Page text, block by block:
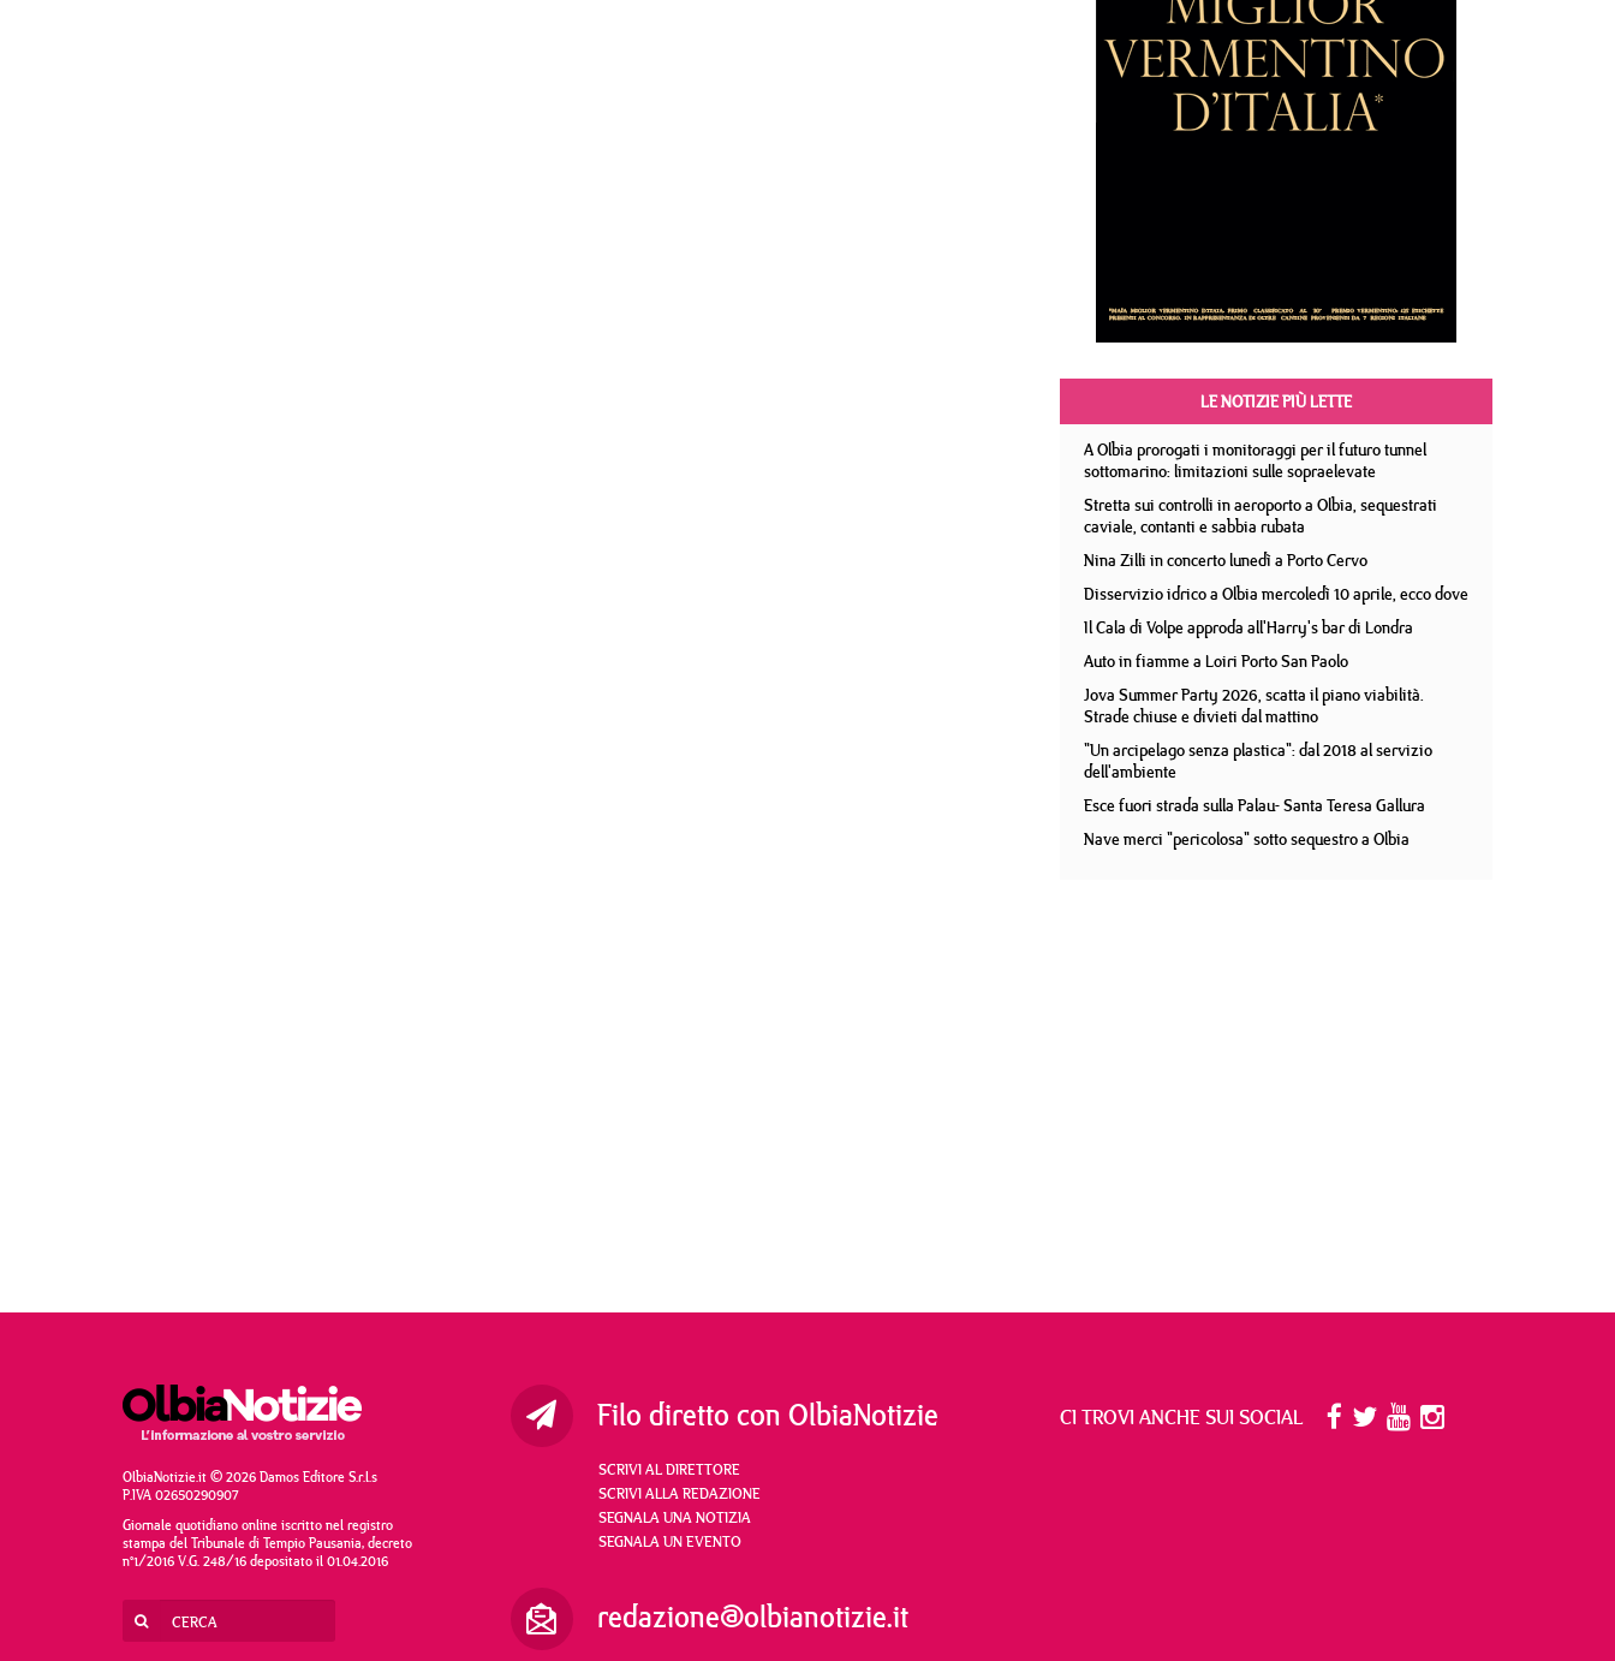
LE NOTIZIE PIÙ LETTE
A Olbia prorogati i monitoraggi per il futuro tunnel
sottomarino: limitazioni sulle sopraelevate
Stretta sui controlli in aeroporto a Olbia, sequestrati
caviale, contanti e sabbia rubata
Nina Zilli in concerto lunedì a Porto Cervo
Disservizio idrico a Olbia mercoledì 10 aprile, ecco dove
Il Cala di Volpe approda all'Harry's bar di Londra
Auto in fiamme a Loiri Porto San Paolo
Jova Summer Party 2026, scatta il piano viabilità.
Strade chiuse e divieti dal mattino
"Un arcipelago senza plastica": dal 2018 al servizio
dell'ambiente
Esce fuori strada sulla Palau- Santa Teresa Gallura
Nave merci "pericolosa" sotto sequestro a Olbia
OlbiaNotizie.it © 2026 Damos Editore S.r.l.s
P.IVA 02650290907
Giornale quotidiano online iscritto nel registro
stampa del Tribunale di Tempio Pausania, decreto
n°1/2016 V.G. 248/16 depositato il 01.04.2016
Filo diretto con OlbiaNotizie
SCRIVI AL DIRETTORE
SCRIVI ALLA REDAZIONE
SEGNALA UNA NOTIZIA
SEGNALA UN EVENTO
redazione@olbianotizie.it
CI TROVI ANCHE SUI SOCIAL